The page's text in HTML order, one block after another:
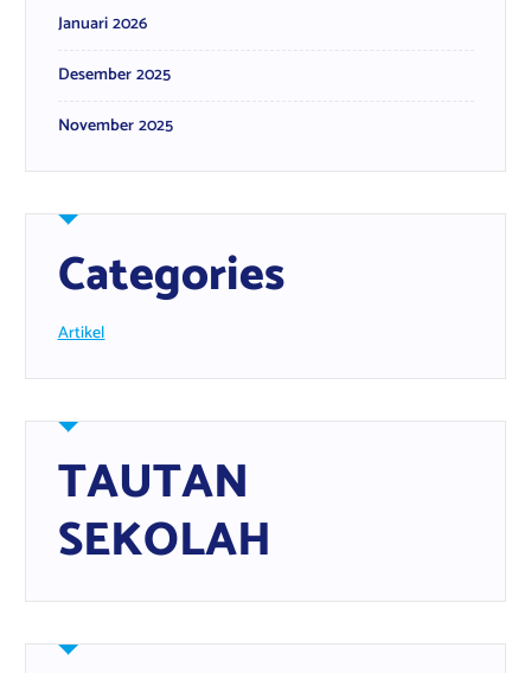
Januari 2026
Desember 2025
November 2025
Categories
Artikel
TAUTAN
SEKOLAH